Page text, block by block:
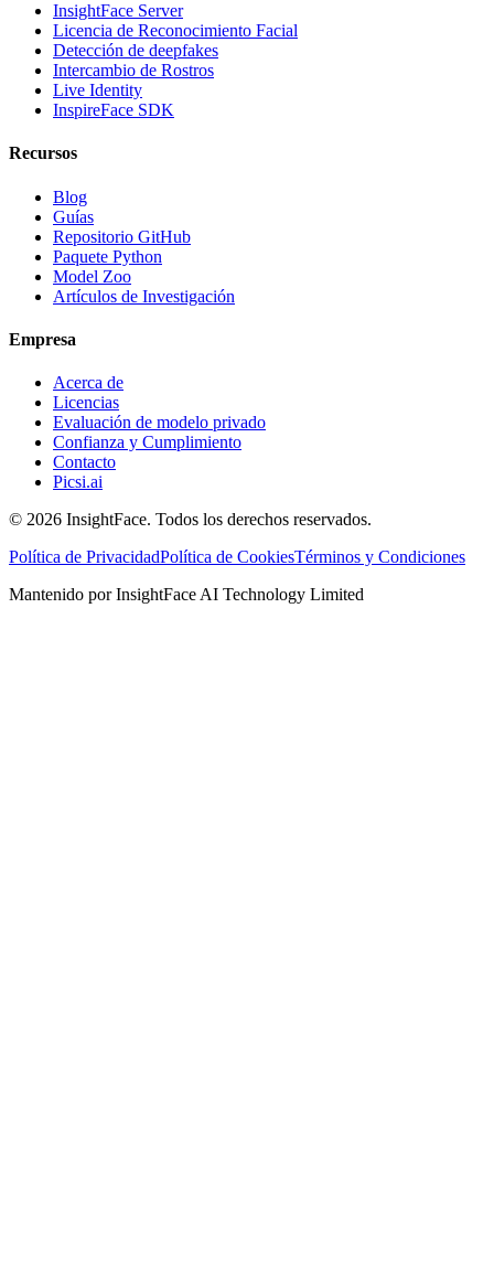
InsightFace Server
Licencia de Reconocimiento Facial
Detección de deepfakes
Intercambio de Rostros
Live Identity
InspireFace SDK
Recursos
Blog
Guías
Repositorio GitHub
Paquete Python
Model Zoo
Artículos de Investigación
Empresa
Acerca de
Licencias
Evaluación de modelo privado
Confianza y Cumplimiento
Contacto
Picsi.ai
© 2026 InsightFace. Todos los derechos reservados.
Política de PrivacidadPolítica de CookiesTérminos y Condiciones
Mantenido por InsightFace AI Technology Limited